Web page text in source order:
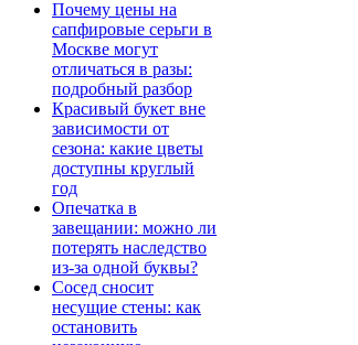
Почему цены на
сапфировые серьги в
Москве могут
отличаться в разы:
подробный разбор
Красивый букет вне
зависимости от
сезона: какие цветы
доступны круглый
год
Опечатка в
завещании: можно ли
потерять наследство
из-за одной буквы?
Сосед сносит
несущие стены: как
остановить